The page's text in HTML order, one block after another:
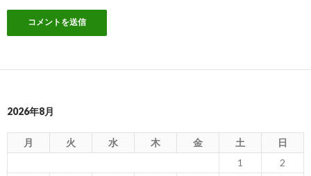
2026年8月
月 火 水 木 金 土
日
1
2